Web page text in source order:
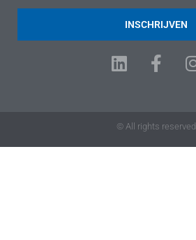
INSCHRIJVEN
© All rights reserved